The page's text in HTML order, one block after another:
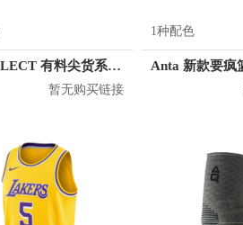
PROSELECT 有料尖货系列 7号PU篮球
暂无购买链接
1种配色